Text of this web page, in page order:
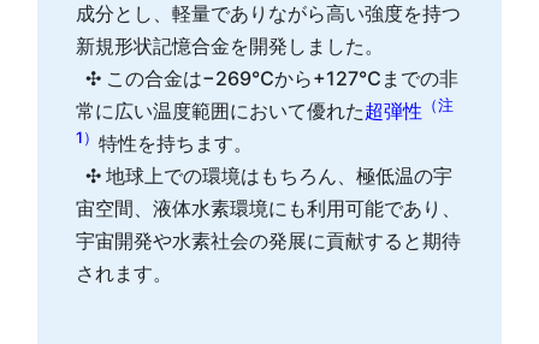
成分とし、軽量でありながら高い強度を持つ
新規形状記憶合金を開発しました。
✣ この合金は−269℃から+127℃までの非
常に広い温度範囲において優れた超弾性 （注
1） 特性を持ちます。
✣ 地球上での環境はもちろん、極低温の宇
宙空間、液体水素環境にも利用可能であり、
宇宙開発や水素社会の発展に貢献すると期待
されます。